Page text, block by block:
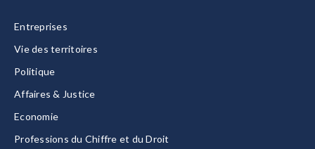
Entreprises
Vie des territoires
Politique
Affaires & Justice
Economie
Professions du Chiffre et du Droit